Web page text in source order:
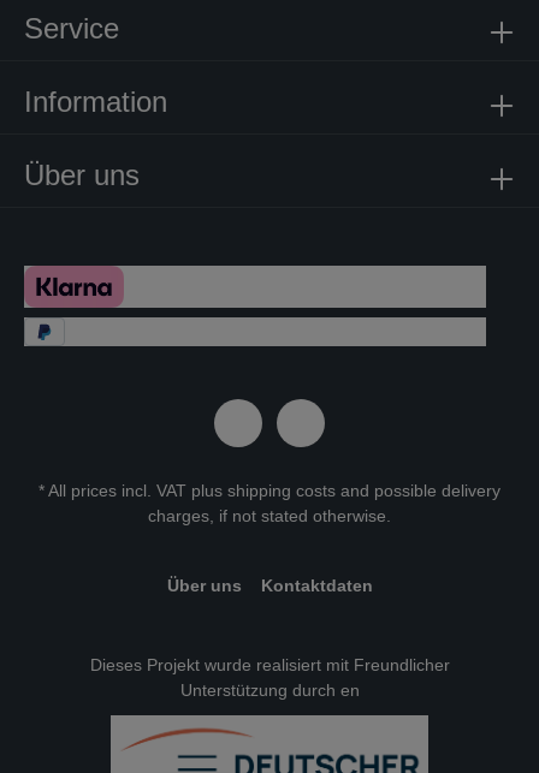
Über uns
Service
Information
* All prices incl. VAT plus shipping costs and possible delivery
charges, if not stated otherwise.
Über uns Kontaktdaten
Dieses Projekt wurde realisiert mit Freundlicher
Unterstützung durch en